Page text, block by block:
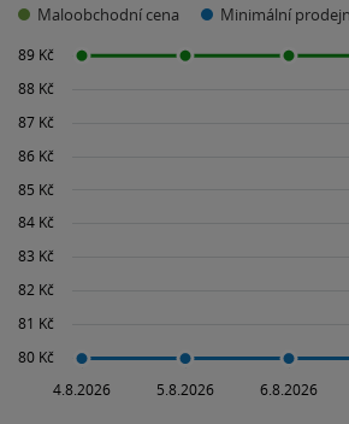
Maloobchodní cena Minimální